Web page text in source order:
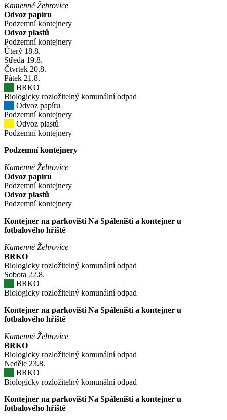
Kamenné Žehrovice
Odvoz papíru
Podzemní kontejnery
Odvoz plastů
Podzemní kontejnery
Úterý 18.8.
Středa 19.8.
Čtvrtek 20.8.
Pátek 21 .8.
BRKO
Biologicky rozložitelný komunální odpad
Odvoz papíru
Podzemní kontejnery
Odvoz plastů
Podzemní kontejnery
Podzemní kontejnery
Kamenné Žehrovice
Odvoz papíru
Podzemní kontejnery
Odvoz plastů
Podzemní kontejnery
Kontejner na parkovišti Na Spáleništi a kontejner u
fotbalového hřiště
Kamenné Žehrovice
BRKO
Biologicky rozložitelný komunální odpad
Sobota 22.8.
BRKO
Biologicky rozložitelný komunální odpad
Kontejner na parkovišti Na Spáleništi a kontejner u
fotbalového hřiště
Kamenné Žehrovice
BRKO
Biologicky rozložitelný komunální odpad
Neděle 23.8.
BRKO
Biologicky rozložitelný komunální odpad
Kontejner na parkovišti Na Spáleništi a kontejner u
fotbalového hřiště